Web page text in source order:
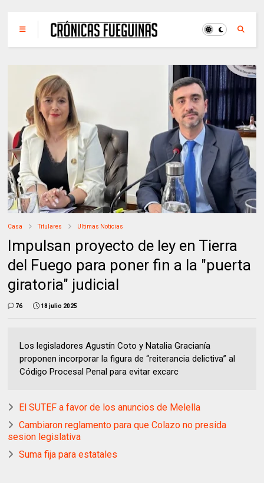
Casa Titulares Ultimas Noticias
Impulsan proyecto de ley en Tierra
del Fuego para poner fin a la "puerta
giratoria" judicial
76 18 julio 2025
Los legisladores Agustín Coto y Natalia Gracianía
proponen incorporar la figura de “reiterancia delictiva” al
Código Procesal Penal para evitar excarc
El SUTEF a favor de los anuncios de Melella
Cambiaron reglamento para que Colazo no presida
sesion legislativa
Suma fija para estatales